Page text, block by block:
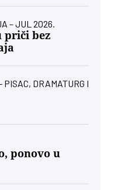
– JUL 2026.
priči bez
DRAMATURG I
ponovo u